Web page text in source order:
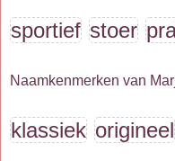
sportief stoer
Naamkenmerken van
klassiek origineel